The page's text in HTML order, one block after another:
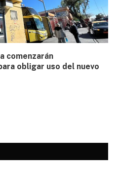
comenzarán
obligar uso del nuevo